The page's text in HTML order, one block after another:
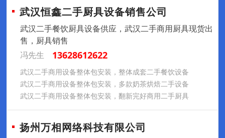
武汉恒鑫二手厨具设备销售公司
武汉二手餐饮厨具设备供应，武汉二手商用厨具现货出
售，厨具销售
冯先生
13628612622
武汉二手商用设备整体包安装，整体成套二手餐饮设备
武汉二手商用设备整体包安装，多款奶茶烘焙二手设备
武汉二手商用设备整体包安装，翻新完好商用二手厨具
扬州万相网络科技有限公司